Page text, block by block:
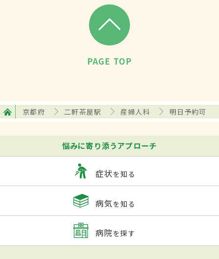
PAGE TOP
京都府 二軒茶屋駅 産婦人科 明日予約可
悩みに寄り添うアプローチ
症状を知る
病気を知る
病院を探す